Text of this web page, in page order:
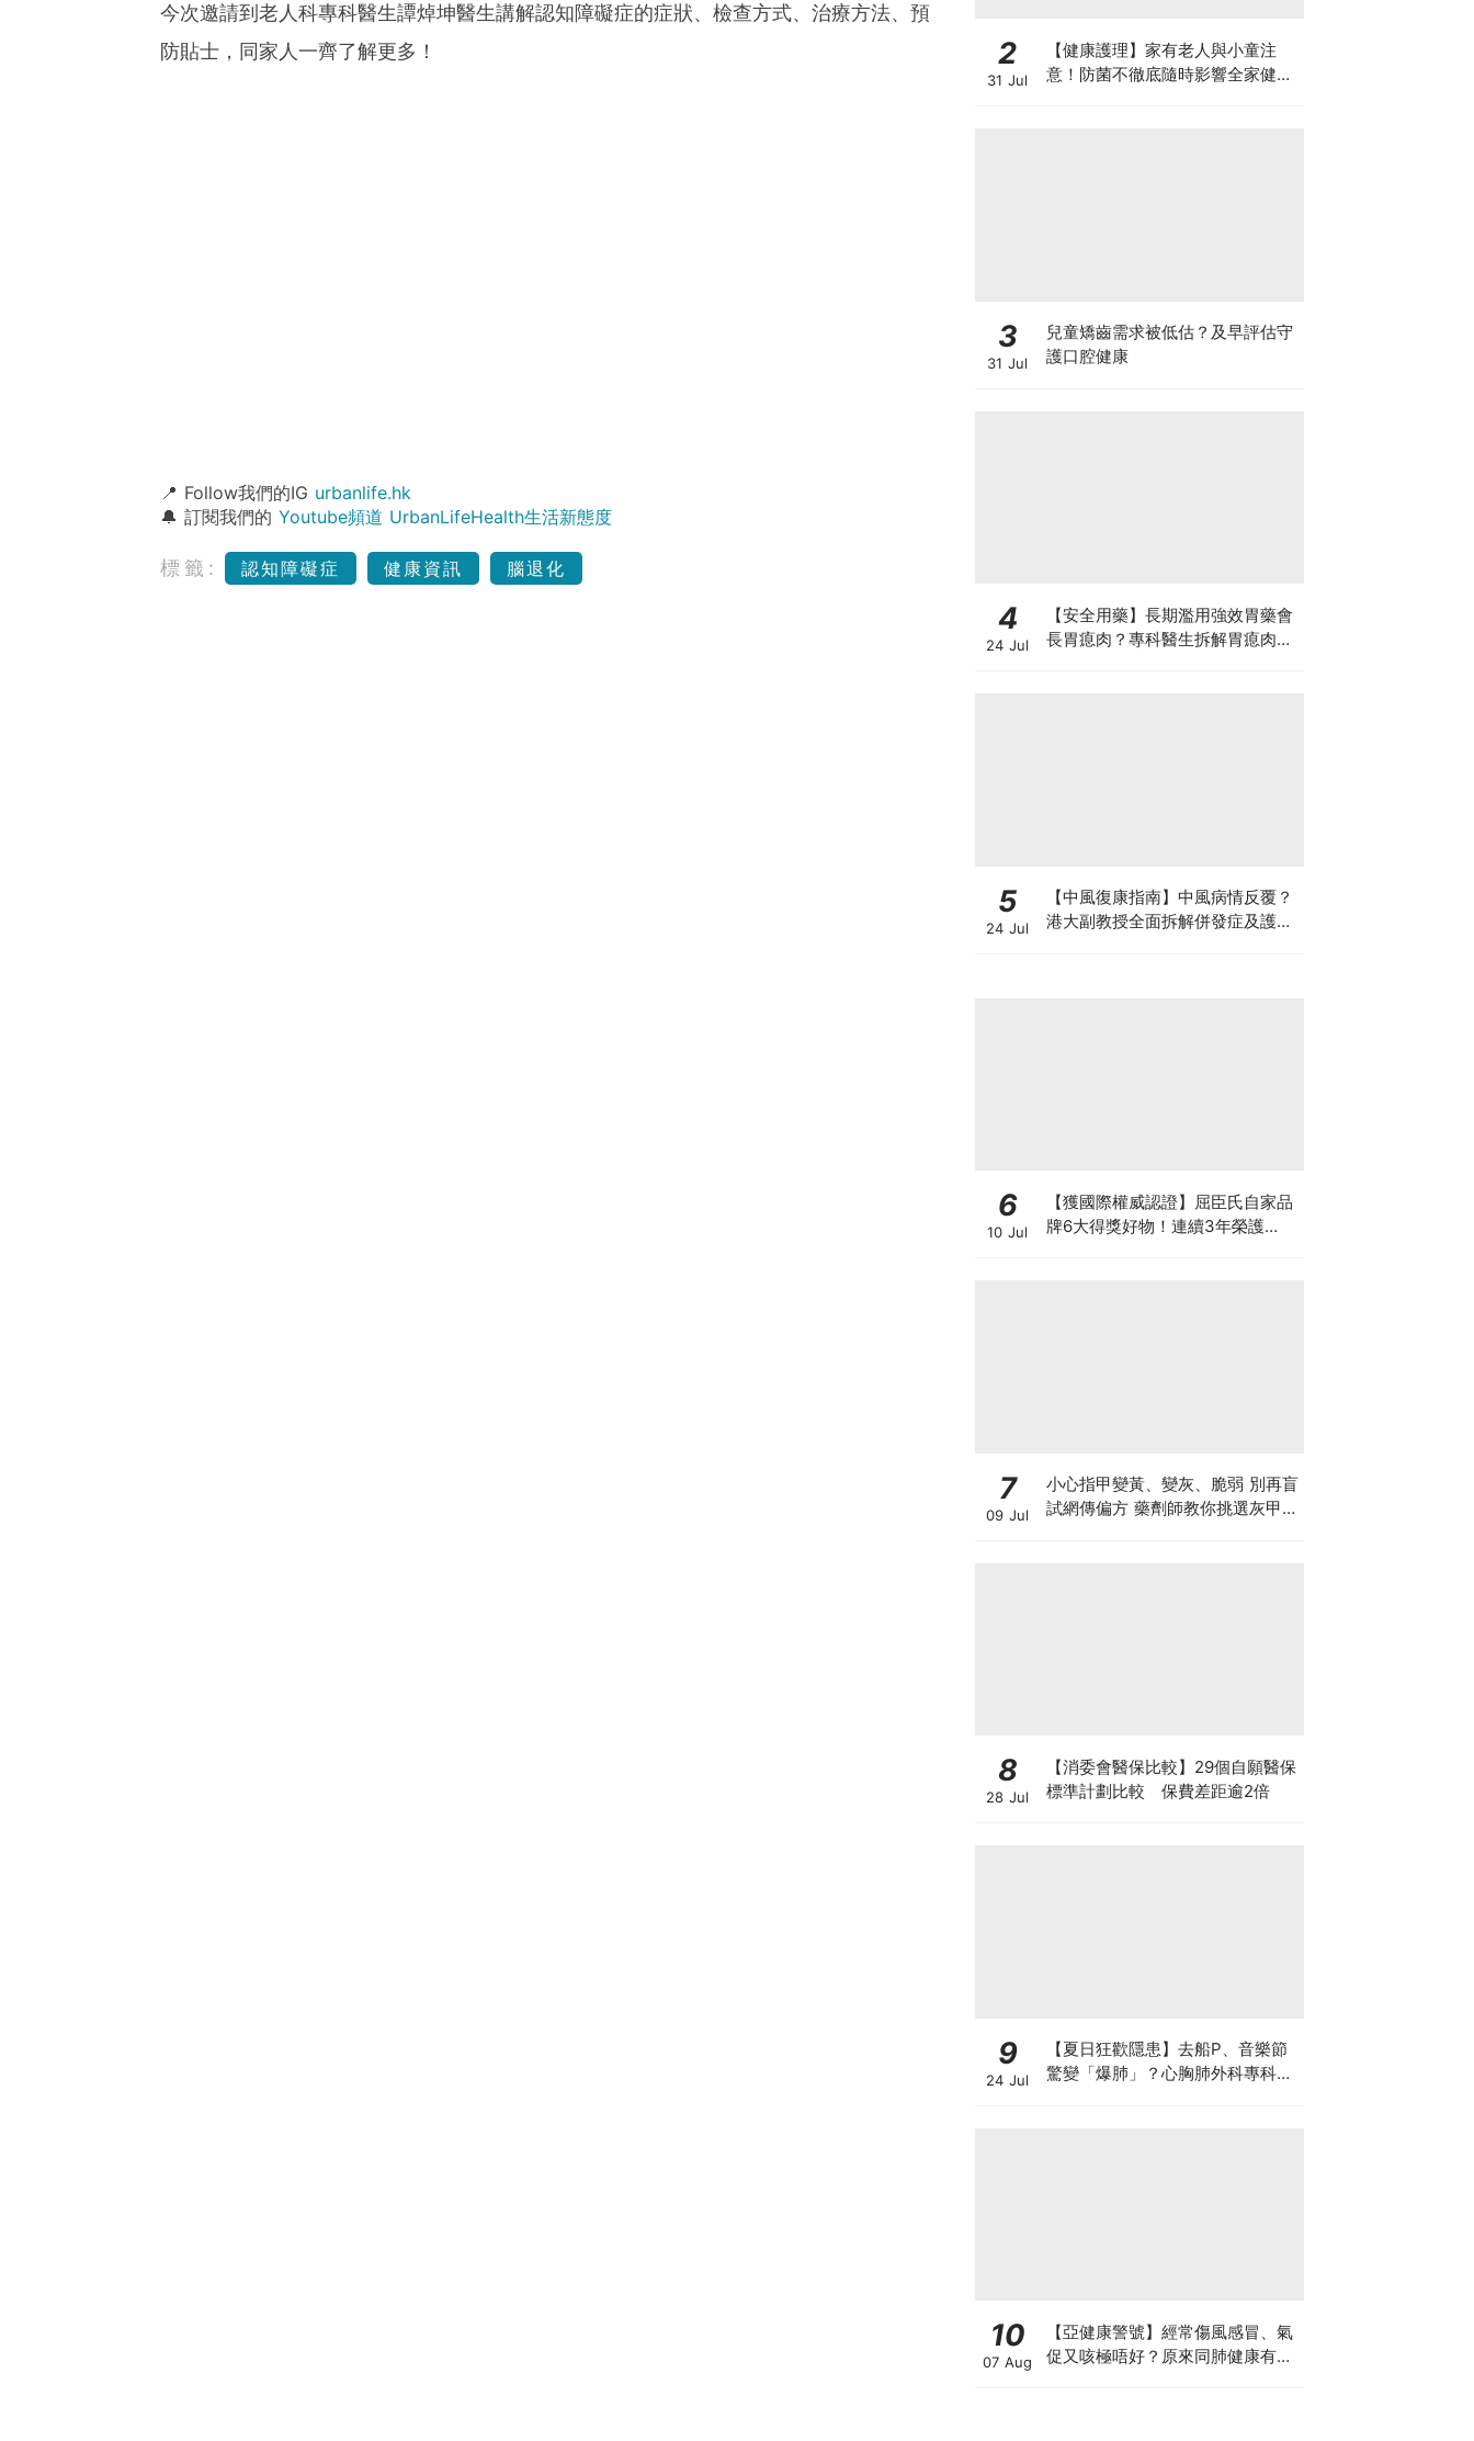
今次邀請到老人科專科醫生譚焯坤醫生講解認知障礙症的症狀、檢查方式、治療方法、預
防貼士，同家人一齊了解更多！
📍 Follow我們的IG urbanlife.hk
🔔 訂閱我們的 Youtube頻道 UrbanLifeHealth生活新態度
標籤: 認知障礙症 健康資訊 腦退化
2
31 Jul
【健康護理】家有老人與小童注
意！防菌不徹底隨時影響全家健康
3
31 Jul
兒童矯齒需求被低估？及早評估守
護口腔健康
4
24 Jul
【安全用藥】長期濫用強效胃藥會
長胃瘜肉？專科醫生拆解胃瘜肉癌
5
24 Jul
【中風復康指南】中風病情反覆？
港大副教授全面拆解併發症及護理
6
10 Jul
【獲國際權威認證】屈臣氏自家品
牌6大得獎好物！連續3年榮護
7
09 Jul
小心指甲變黃、變灰、脆弱 別再盲
試網傳偏方 藥劑師教你挑選灰甲產
8
28 Jul
【消委會醫保比較】29個自願醫保
標準計劃比較 保費差距逾2倍
9
24 Jul
【夏日狂歡隱患】去船P、音樂節
驚變「爆肺」？心胸肺外科專科醫
10
07 Aug
【亞健康警號】經常傷風感冒、氣
促又咳極唔好？原來同肺健康有